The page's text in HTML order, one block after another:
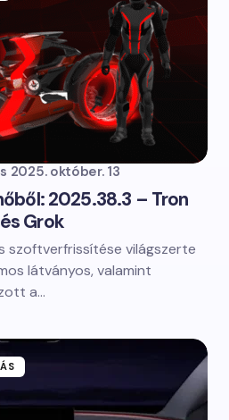
2025. október. 13
2025.38.3 – Tron
Grok
szoftverfrissítése világszerte
látványos, valamint
a…